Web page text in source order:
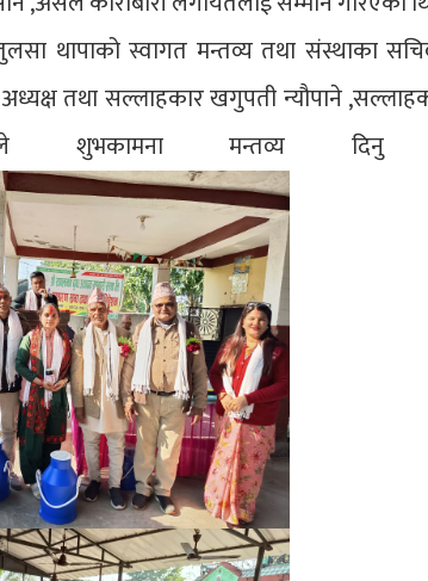
तुलसा थापाको स्वागत मन्तव्य तथा संस्थाका
अध्यक्ष तथा सल्लाहकार खगुपती न्यौपाने
शुभकामना मन्तव्य